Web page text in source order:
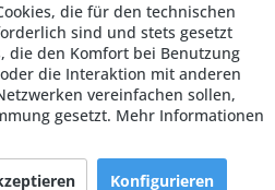
die für den technischen
sind und stets gesetzt
die den Komfort bei Benutzung
die Interaktion mit anderen
vereinfachen sollen,
gesetzt. Mehr Informationen
Konfigurieren